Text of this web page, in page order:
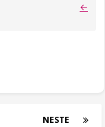
←
NESTE